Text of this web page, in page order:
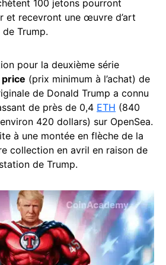
100 jetons pourront
et recevront une œuvre d’art
Trump.
pour la deuxième série
(prix minimum à l’achat) de
de Donald Trump a connu
de près de 0,4 ETH (840
420 dollars) sur OpenSea.
à une montée en flèche de la
collection en avril en raison de
de Trump.